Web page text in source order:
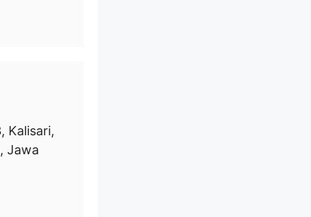
Kalisari,
Jawa